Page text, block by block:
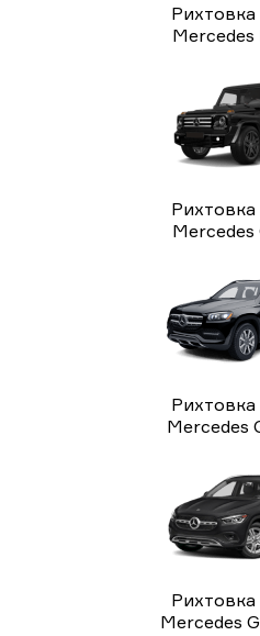
Рихтовка
Mercedes
Рихтовка
Mercedes
Рихтовка
Mercedes
Рихтовка
Mercedes